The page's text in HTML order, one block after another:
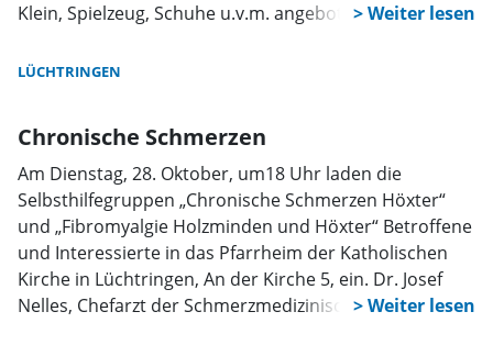
Klein, Spielzeug, Schuhe u.v.m. angeboten.
LÜCHTRINGEN
Chronische Schmerzen
Am Dienstag, 28. Oktober, um18 Uhr laden die
Selbsthilfegruppen „Chronische Schmerzen Höxter“
und „Fibromyalgie Holzminden und Höxter“ Betroffene
und Interessierte in das Pfarrheim der Katholischen
Kirche in Lüchtringen, An der Kirche 5, ein. Dr. Josef
Nelles, Chefarzt der Schmerzmedizinischen Abteilung